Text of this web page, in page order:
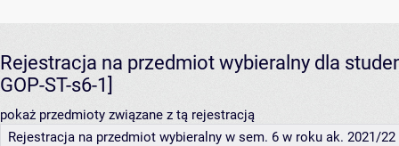
Rejestracja na przedmiot wybieralny dla
GOP-ST-s6-1]
pokaż przedmioty związane z tą rejestracją
Rejestracja na przedmiot wybieralny w sem. 6 w roku ak. 2021/